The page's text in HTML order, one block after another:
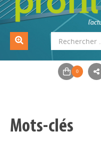
Mots-clés